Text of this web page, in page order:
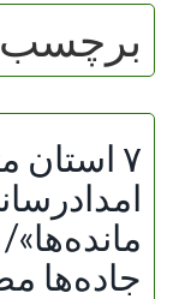
۷ استان
جاده‌ها